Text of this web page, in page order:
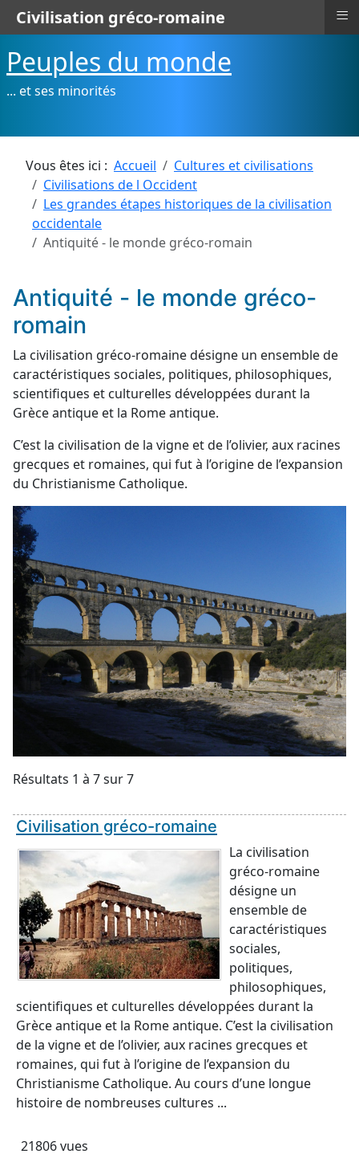
Peuples du monde
... et ses minorités
Vous êtes ici : Accueil
Cultures et civilisations
Civilisations de l Occident
Les grandes étapes historiques de la civilisation
occidentale
Antiquité - le monde gréco-romain
Antiquité - le monde gréco-
romain
La civilisation gréco-romaine désigne un ensemble de
caractéristiques sociales, politiques, philosophiques,
scientifiques et culturelles développées durant la
Grèce antique et la Rome antique.
C’est la civilisation de la vigne et de l’olivier, aux racines
grecques et romaines, qui fut à l’origine de l’expansion
du Christianisme Catholique.
Résultats 1 à 7 sur 7
Civilisation gréco-romaine
La civilisation
gréco-romaine
désigne un
ensemble de
caractéristiques
sociales,
politiques,
philosophiques,
scientifiques et culturelles développées durant la
Grèce antique et la Rome antique. C’est la civilisation
de la vigne et de l’olivier, aux racines grecques et
romaines, qui fut à l’origine de l’expansion du
Christianisme Catholique. Au cours d’une longue
histoire de nombreuses cultures ...
21806 vues
Civilisation gréco-romaine ≡